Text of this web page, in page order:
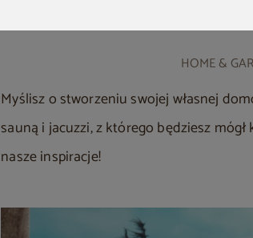
HOME &
Myślisz o stworzeniu swojej własnej
sauną i jacuzzi, z którego będziesz
nasze inspiracje!